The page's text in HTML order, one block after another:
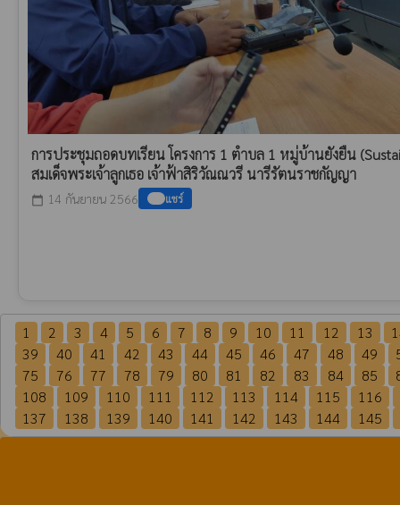
การประชุมถอดบทเรียน โครงการ 1 ตำบล 1 หมู่บ้านยังยืน
สมเด็จพระเจ้าลูกเธอ เจ้าฟ้าสิริวัณณวรี นารีรัตนราชกัญญา
calendar_today 14 กันยายน 2566 แชร์
1 2 3 4 5 6 7 8 9 10 11 12 13
39
40 41 42 43 44 45 46 47 48 49
75
76 77 78 79 80 81 82 83 84 85
108
109 110 111 112 113 114 115
116
137
138 139 140 141 142 143 144 145